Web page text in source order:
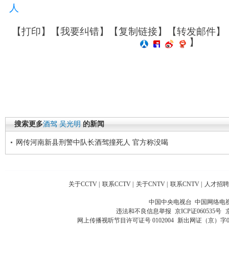
人
【打印】【我要纠错】【复制链接】【转发邮件】
】
搜索更多酒驾 吴光明 的新闻
网传河南新县刑警中队长酒驾撞死人 官方称没喝
关于CCTV | 联系CCTV | 关于CNTV | 联系CNTV | 人才招聘
中国中央电视台 中国网络电
违法和不良信息举报 京ICP证060535号
网上传播视听节目许可证号 0102004 新出网证（京）